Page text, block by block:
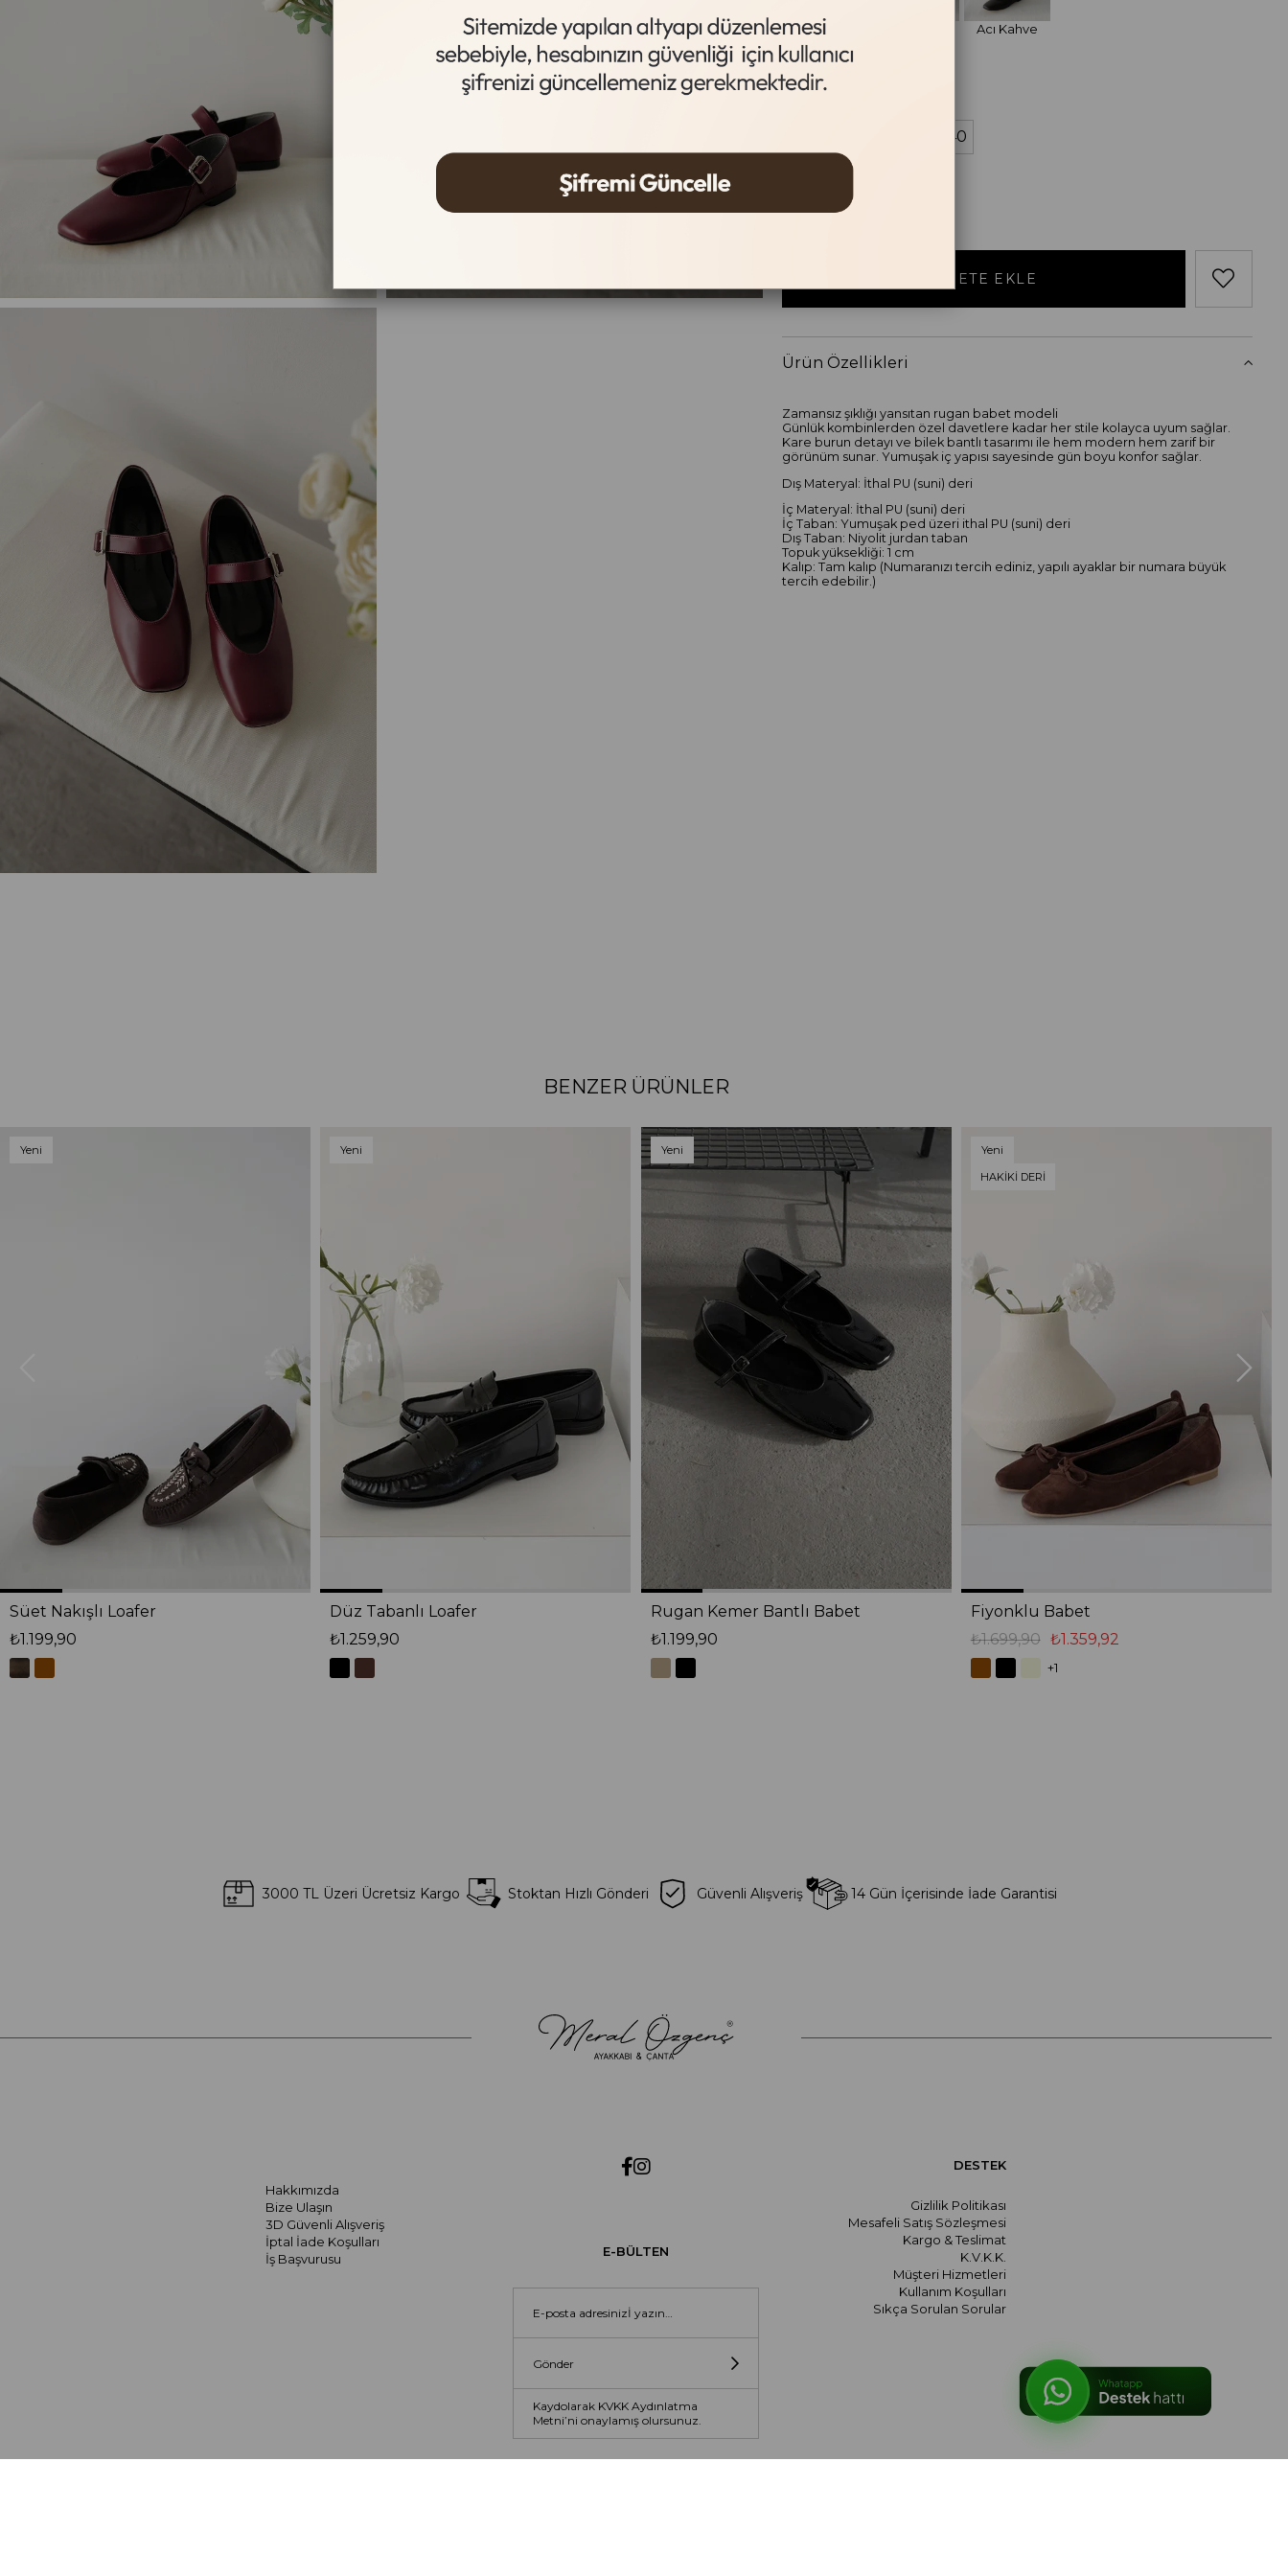
Bordo Acı Kahve
Beden Tablosu
40
Ürün Özellikleri
Zamansız şıklığı yansıtan rugan babet modeli
Günlük kombinlerden özel davetlere kadar her stile kolayca uyum sağlar.
Kare burun detayı ve bilek bantlı tasarımı ile hem modern hem zarif bir
görünüm sunar. Yumuşak iç yapısı sayesinde gün boyu konfor sağlar.
Dış Materyal: İthal PU (suni) deri
İç Materyal: İthal PU (suni) deri
İç Taban: Yumuşak ped üzeri ithal PU (suni) deri
Dış Taban: Niyolit jurdan taban
Topuk yüksekliği: 1 cm
Kalıp: Tam kalıp (Numaranızı tercih ediniz, yapılı ayaklar bir numara büyük
tercih edebilir.)
BENZER ÜRÜNLER
Süet Nakışlı Loafer
₺1.199,90
Yeni
Düz Tabanlı Loafer
₺1.259,90
Yeni
Rugan Kemer Bantlı Babet
₺1.199,90
Yeni
Fiyonklu Babet
₺1.359,92
₺1.699,90
+1
Yeni
Ürün
HAKİKİ DERİ
3000 TL Üzeri Ücretsiz Kargo Stoktan Hızlı Gönderi Güvenli Alışveriş 14 Gün İçerisinde İade Garantisi
Hakkımızda
Bize Ulaşın
3D Güvenli Alışveriş
İptal İade Koşulları
İş Başvurusu
E-BÜLTEN
Gönder
Kaydolarak KVKK Aydınlatma
Metni’ni onaylamış olursunuz.
DESTEK
Gizlilik Politikası
Mesafeli Satış Sözleşmesi
Kargo & Teslimat
K.V.K.K.
Müşteri Hizmetleri
Kullanım Koşulları
Sıkça Sorulan Sorular